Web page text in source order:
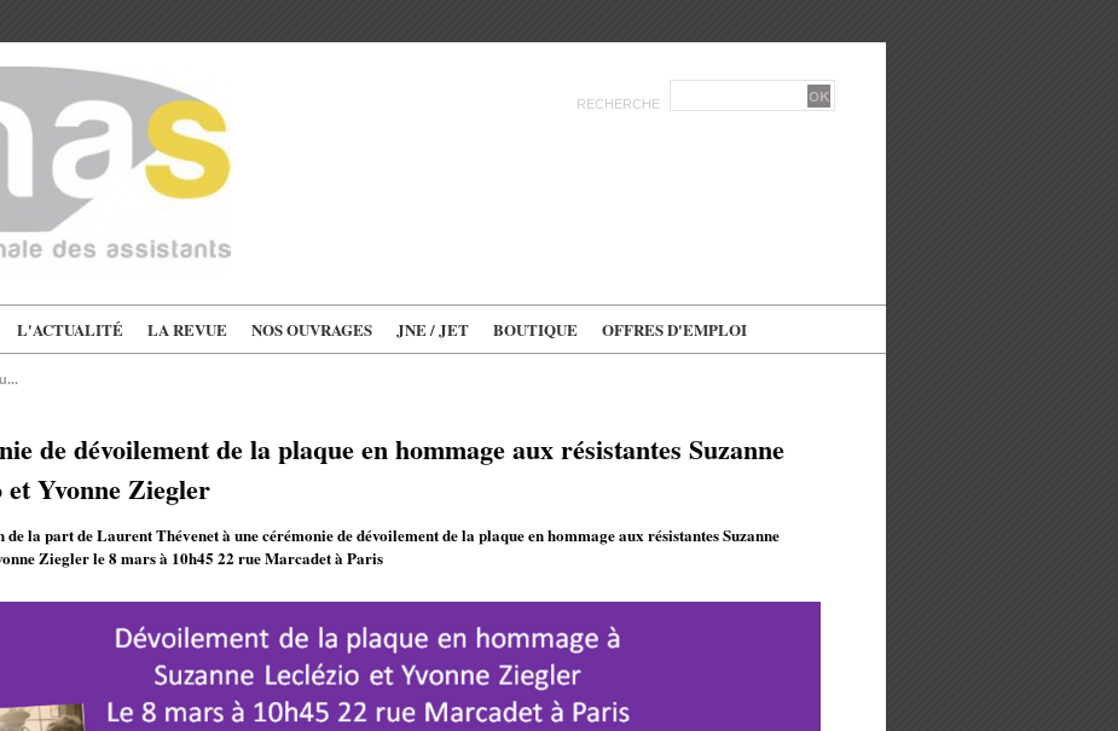
RECHERCHE
L'ACTUALITÉ LA REVUE NOS OUVRAGES JNE / JET BOUTIQUE OFFRES D'EMPLOI
de dévoilement de la plaque en hommage aux résistantes Suzanne
Yvonne Ziegler
la part de Laurent Thévenet à une cérémonie de dévoilement de la plaque en hommage aux résistantes Suzanne
Ziegler le 8 mars à 10h45 22 rue Marcadet à Paris